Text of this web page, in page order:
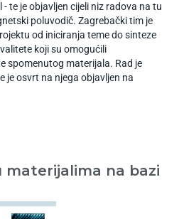
te je objavljen cijeli niz radova na tu
poluvodič. Zagrebački tim je
od iniciranja teme do sinteze
koji su omogućili
spomenutog materijala. Rad je
je osvrt na njega objavljen na
materijalima na bazi